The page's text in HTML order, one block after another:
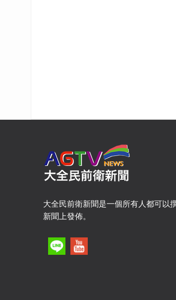
大全民前衛新聞是一個所有人都可以
新聞上發佈。